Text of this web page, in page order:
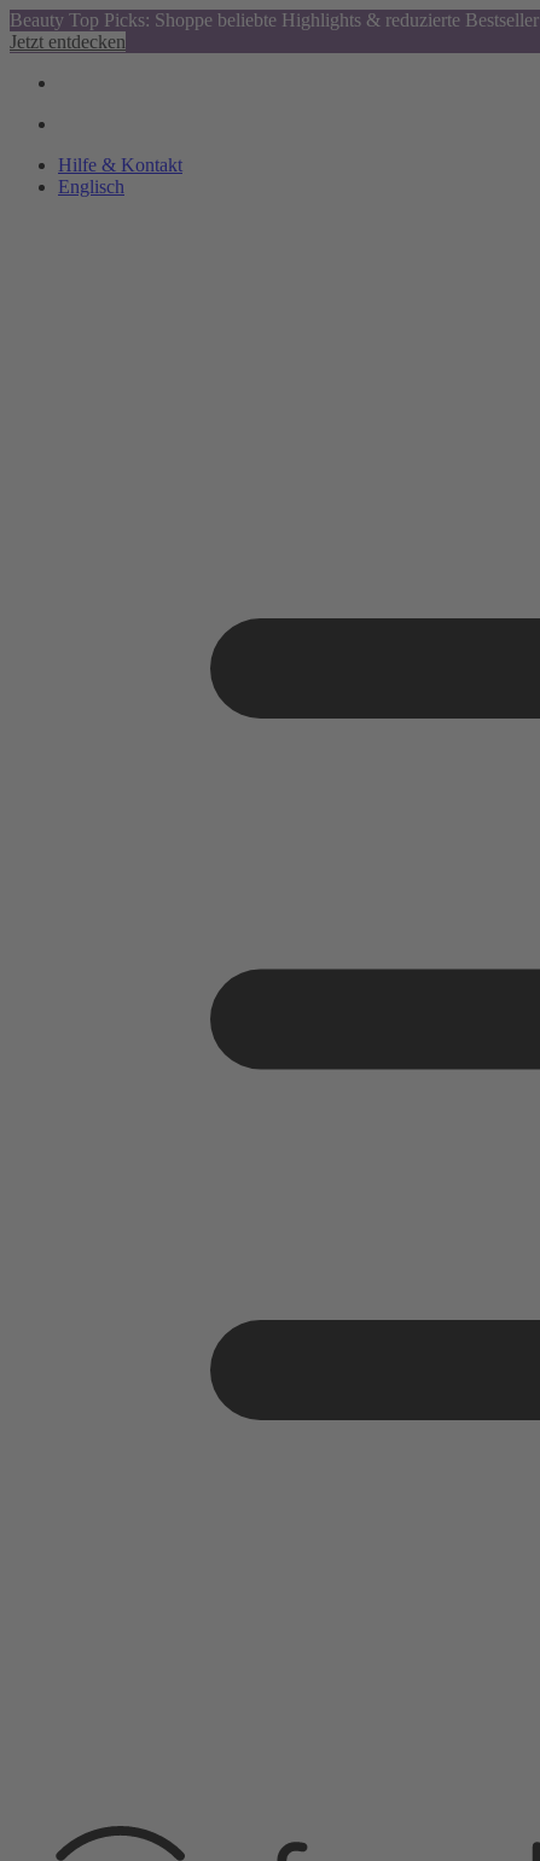
Beauty Top Picks: Shoppe beliebte Highlights & reduzierte Bestseller
Jetzt entdecken
Hilfe & Kontakt
Englisch